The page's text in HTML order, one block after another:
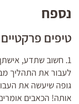
נספח
טיפים
1. חשוב שתדע,
לעבור את התהליך
גופה שיעשה את
אותה! הכאבים